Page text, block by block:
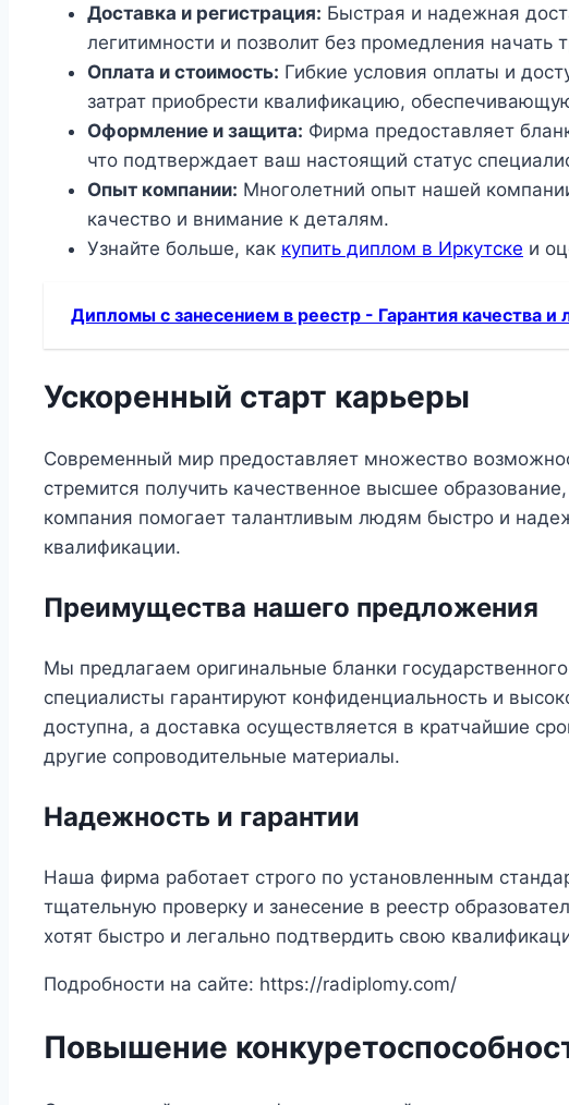
Доставка и регистрация: Быстрая и надежная
легитимности и позволит без промедления начать
Оплата и стоимость: Гибкие условия оплаты и
затрат приобрести квалификацию,
Оформление и защита: Фирма предоставляет
что подтверждает ваш настоящий статус
Опыт компании: Многолетний опыт нашей
качество и внимание к деталям.
Узнайте больше, как купить диплом в Иркутске и
Дипломы с занесением в реестр - Гарантия качества и
Ускоренный старт карьеры
Современный мир предоставляет множество
стремится получить качественное высшее
компания помогает талантливым людям быстро и
квалификации.
Преимущества нашего предложения
Мы предлагаем оригинальные бланки
специалисты гарантируют конфиденциальность и
доступна, а доставка осуществляется в кратчайшие
другие сопроводительные материалы.
Надежность и гарантии
Наша фирма работает строго по установленным
тщательную проверку и занесение в реестр
хотят быстро и легально подтвердить свою
Подробности на сайте: https://radiplomy.com/
Повышение